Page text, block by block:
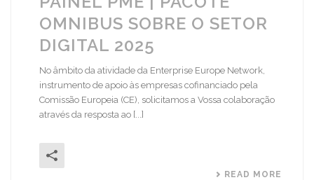
OMNIBUS SOBRE O SETOR
DIGITAL 2025
No âmbito da atividade da Enterprise Europe Network,
instrumento de apoio às empresas cofinanciado pela
Comissão Europeia (CE), solicitamos a Vossa colaboração
através da resposta ao [...]
READ MORE